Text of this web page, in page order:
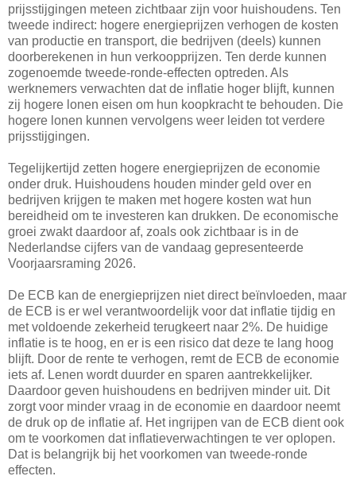
prijsstijgingen meteen zichtbaar zijn voor huishoudens. Ten
tweede indirect: hogere energieprijzen verhogen de kosten
van productie en transport, die bedrijven (deels) kunnen
doorberekenen in hun verkoopprijzen. Ten derde kunnen
zogenoemde tweede-ronde-effecten optreden. Als
werknemers verwachten dat de inflatie hoger blijft, kunnen
zij hogere lonen eisen om hun koopkracht te behouden. Die
hogere lonen kunnen vervolgens weer leiden tot verdere
prijsstijgingen.
Tegelijkertijd zetten hogere energieprijzen de economie
onder druk. Huishoudens houden minder geld over en
bedrijven krijgen te maken met hogere kosten wat hun
bereidheid om te investeren kan drukken. De economische
groei zwakt daardoor af, zoals ook zichtbaar is in de
Nederlandse cijfers van de vandaag gepresenteerde
Voorjaarsraming 2026.
De ECB kan de energieprijzen niet direct beïnvloeden, maar
de ECB is er wel verantwoordelijk voor dat inflatie tijdig en
met voldoende zekerheid terugkeert naar 2%. De huidige
inflatie is te hoog, en er is een risico dat deze te lang hoog
blijft. Door de rente te verhogen, remt de ECB de economie
iets af. Lenen wordt duurder en sparen aantrekkelijker.
Daardoor geven huishoudens en bedrijven minder uit. Dit
zorgt voor minder vraag in de economie en daardoor neemt
de druk op de inflatie af. Het ingrijpen van de ECB dient ook
om te voorkomen dat inflatieverwachtingen te ver oplopen.
Dat is belangrijk bij het voorkomen van tweede-ronde
effecten.